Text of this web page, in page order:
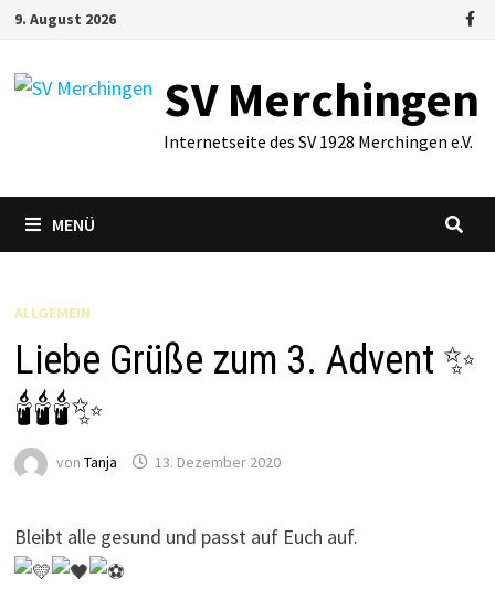
Zum
springen
9. August 2026
SV Merchingen
Internetseite des SV 1928 Merchingen e.V.
MENÜ
ALLGEMEIN
Liebe Grüße zum 3. Advent ✨
🕯️🕯️🕯️✨
von Tanja 13. Dezember 2020
Bleibt alle gesund und passt auf Euch auf.